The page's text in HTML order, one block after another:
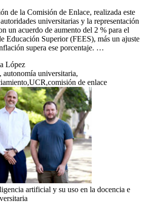
de la Comisión de Enlace, realizada este
universitarias y la representación
un acuerdo de aumento del 2 % para el
Educación Superior (FEES), más un ajuste
supera ese porcentaje. …
López
autonomía universitaria,
de enlace
artificial y su uso en la docencia e